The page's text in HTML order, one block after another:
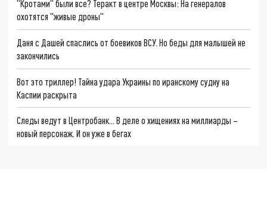
"Кротами" были все? Теракт в центре Москвы: На генералов
охотятся "живые дроны"
Даня с Дашей спаслись от боевиков ВСУ. Но беды для малышей не
закончились
Вот это триллер! Тайна удара Украины по иранскому судну на
Каспии раскрыта
Следы ведут в Центробанк… В деле о хищениях на миллиарды –
новый персонаж. И он уже в бегах